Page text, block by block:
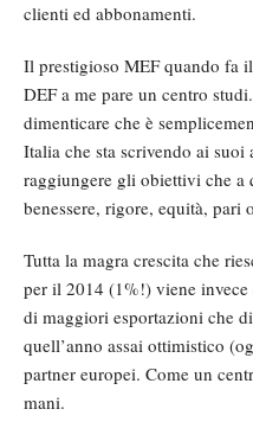
clienti ed abbonamenti.
Il prestigioso MEF quando fa
DEF a me pare un centro
dimenticare che è
Italia che sta scrivendo ai
raggiungere gli obiettivi che a
benessere, rigore, equità,
Tutta la magra crescita che
per il 2014 (1%!) viene invece
di maggiori esportazioni che
quell’anno assai ottimistico
partner europei. Come un
mani.